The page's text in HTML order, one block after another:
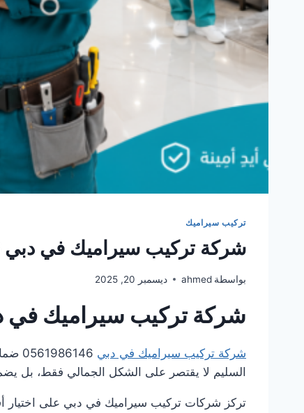
تركيب سيراميك
شركة تركيب سيراميك في دبي 0561986146 ضمان مدى الحياة
بواسطة ahmed ديسمبر 20, 2025
شركة تركيب سيراميك في
شركة تركيب سيراميك في دبي
السليم لا يقتصر على الشكل الجمالي فقط، بل
تركز شركات تركيب سيراميك في دبي على اختيار